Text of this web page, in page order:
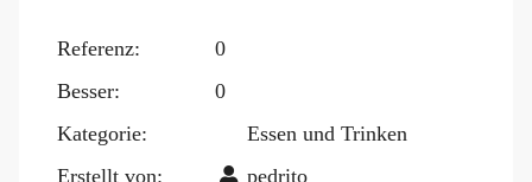
Blog
Referenz:
0
Besser:
0
Kategorie:
Essen und Trinken
Erstellt von:
pedrito